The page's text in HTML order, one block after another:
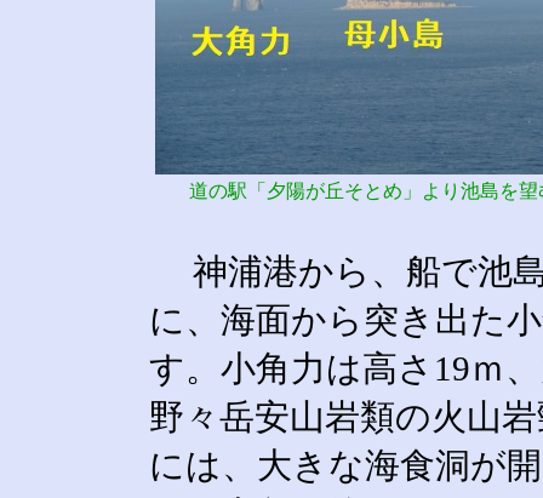
道の駅「夕陽が丘そとめ」より池島を望
神浦港から、船で池
に、海面から突き出た
す。小角力は高さ19ｍ
野々岳安山岩類の火山
には、大きな海食洞が